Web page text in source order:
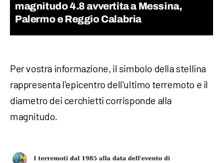
magnitudo 4.8 avvertita a Messina,
Palermo e Reggio Calabria
Per vostra informazione, il simbolo della stellina
rappresenta l'epicentro dell'ultimo terremoto e il
diametro dei cerchietti corrisponde alla
magnitudo.